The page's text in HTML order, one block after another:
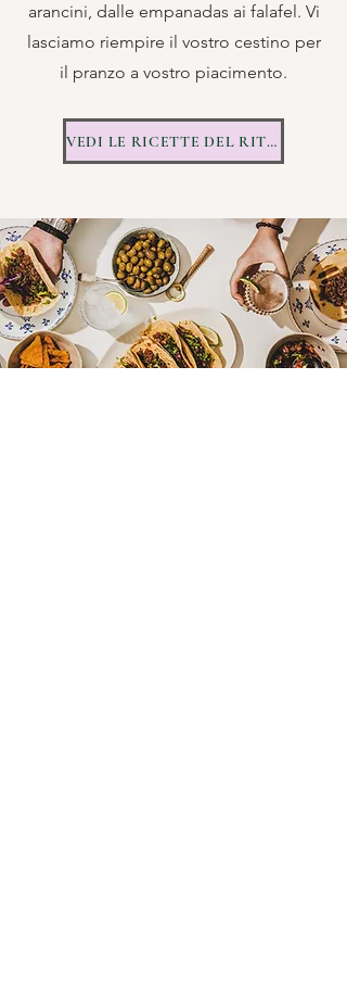
arancini, dalle empanadas ai falafel. Vi
lasciamo riempire il vostro cestino per
il pranzo a vostro piacimento.
VEDI LE RICETTE DEL RITIRO